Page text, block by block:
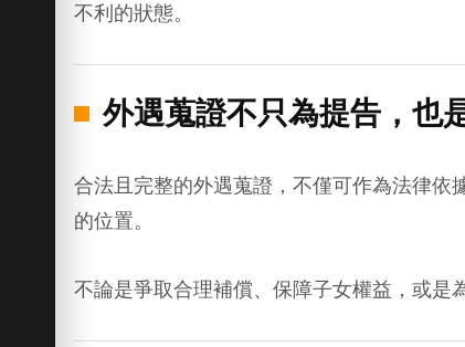
不利的狀態。
外遇蒐證不只為提告，也
合法且完整的外遇蒐證，不僅可作為法律依
的位置。
不論是爭取合理補償、保障子女權益，或是